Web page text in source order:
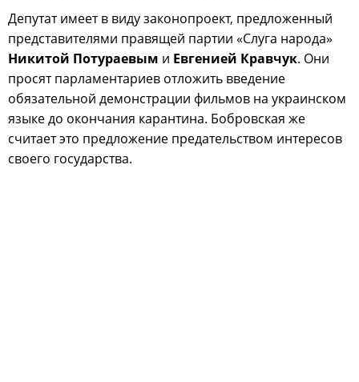
Депутат имеет в виду законопроект, предложенный
представителями правящей партии «Слуга народа»
Никитой Потураевым и Евгенией Кравчук. Они
просят парламентариев отложить введение
обязательной демонстрации фильмов на украинском
языке до окончания карантина. Бобровская же
считает это предложение предательством интересов
своего государства.